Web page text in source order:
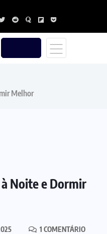
Melhor
Noite e Dormir
1 COMENTÁRIO